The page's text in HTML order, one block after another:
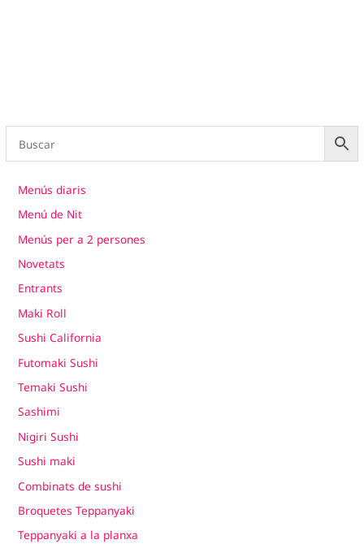
Menús diaris
Menú de Nit
Menús per a 2 persones
Novetats
Entrants
Maki Roll
Sushi California
Futomaki Sushi
Temaki Sushi
Sashimi
Nigiri Sushi
Sushi maki
Combinats de sushi
Broquetes Teppanyaki
Teppanyaki a la planxa